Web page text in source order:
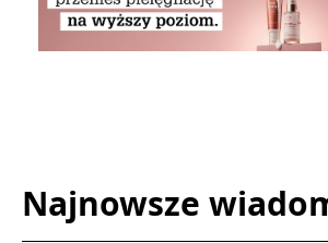
Najnowsze